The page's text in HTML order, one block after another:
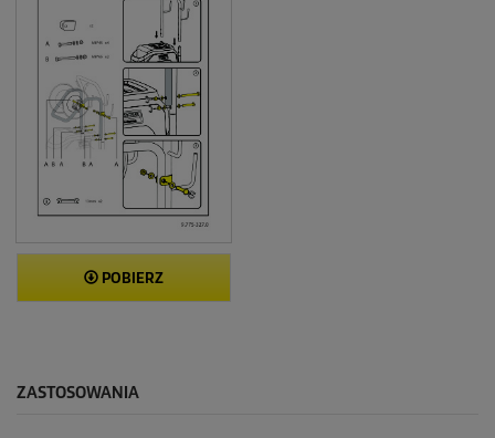
POBIERZ
ZASTOSOWANIA